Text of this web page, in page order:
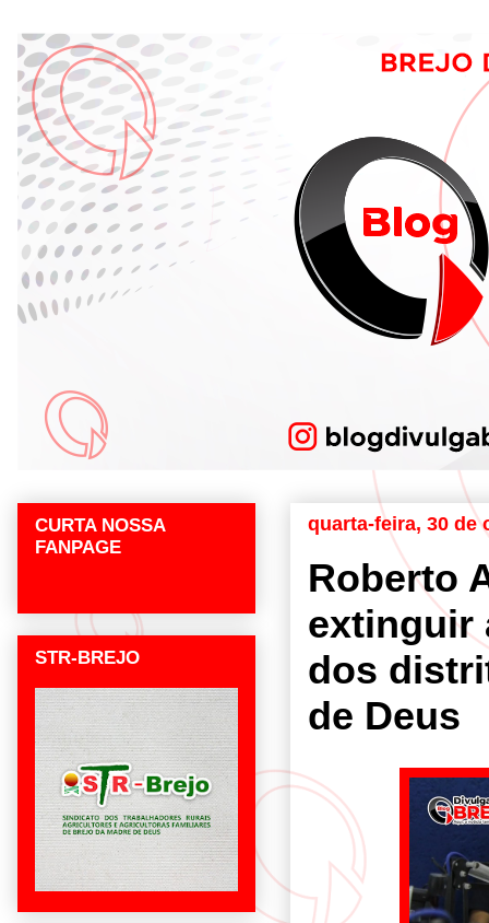
quarta-feira, 30 de
Roberto
extinguir
dos
de Deus
CURTA NOSSA
FANPAGE
STR-BREJO